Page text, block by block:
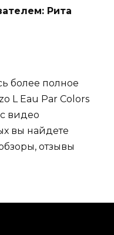
Рита
более полное
L Eau Par Colors
видео
вы найдете
отзывы